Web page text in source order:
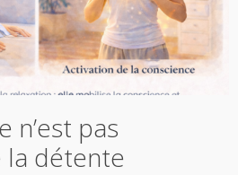
n’est pas
la détente